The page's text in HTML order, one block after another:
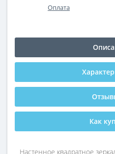
Оплата
Как
Настенное квадратное